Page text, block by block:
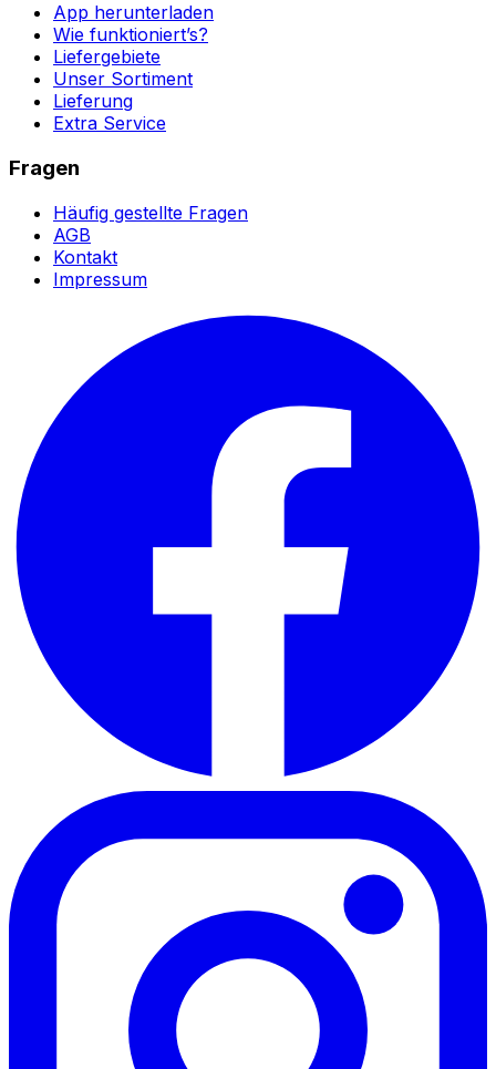
App herunterladen
Wie funktioniert’s?
Liefergebiete
Unser Sortiment
Lieferung
Extra Service
Fragen
Häufig gestellte Fragen
AGB
Kontakt
Impressum